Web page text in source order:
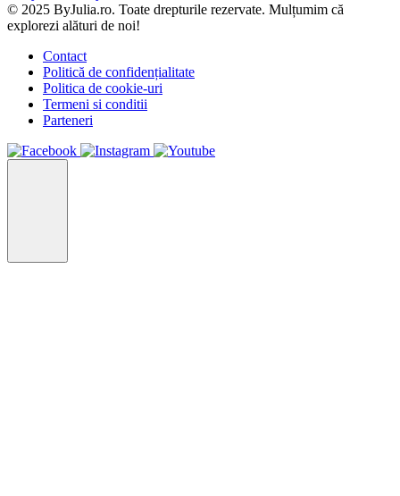
© 2025 ByJulia.ro. Toate drepturile rezervate. Mulțumim că
explorezi alături de noi!
Contact
Politică de confidențialitate
Politica de cookie-uri
Termeni si conditii
Parteneri